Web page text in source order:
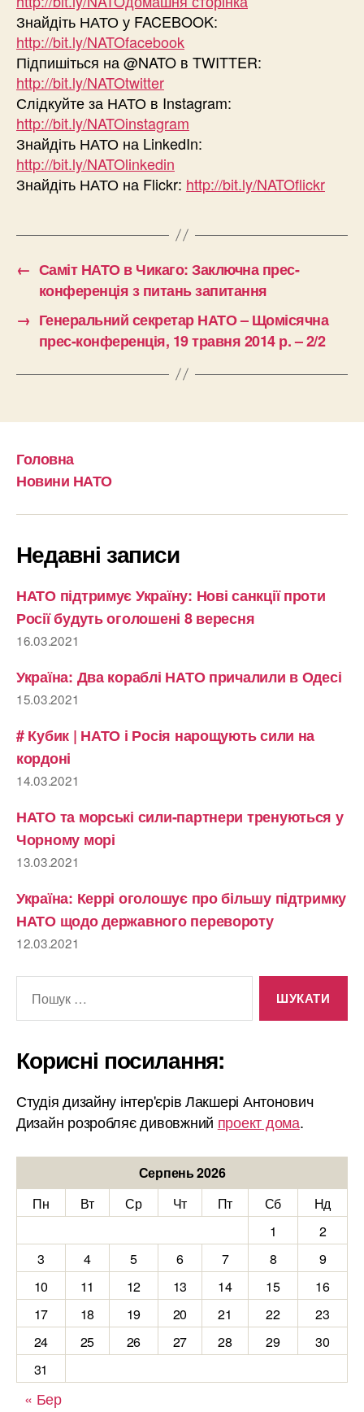
Знайдіть НАТО у FACEBOOK:
http://bit.ly/NATOfacebook
Підпишіться на @NATO в TWITTER:
http://bit.ly/NATOtwitter
Слідкуйте за НАТО в Instagram:
http://bit.ly/NATOinstagram
Знайдіть НАТО на LinkedIn:
http://bit.ly/NATOlinkedin
Знайдіть НАТО на Flickr: http://bit.ly/NATOflickr
← Саміт НАТО в Чикаго: Заключна прес-
конференція з питань запитання
→ Генеральний секретар НАТО – Щомісячна
прес-конференція, 19 травня 2014 р. – 2/2
Головна
Новини НАТО
Недавні записи
НАТО підтримує Україну: Нові санкції проти
Росії будуть оголошені 8 вересня
16.03.2021
Україна: Два кораблі НАТО причалили в Одесі
15.03.2021
# Кубик | НАТО і Росія нарощують сили на
кордоні
14.03.2021
НАТО та морські сили-партнери тренуються у
Чорному морі
13.03.2021
Україна: Керрі оголошує про більшу підтримку
НАТО щодо державного перевороту
12.03.2021
Корисні посилання:
Студія дизайну інтер'єрів Лакшері Антонович
Дизайн розробляє дивовжний проект дома.
Серпень 2026
Пн
Вт Ср Чт Пт Сб
Нд
1
2
3
4 5 6 7 8
9
10
11 12 13 14 15
16
17
18 19 20 21 22
23
24
25 26 27 28 29
30
31
« Бер